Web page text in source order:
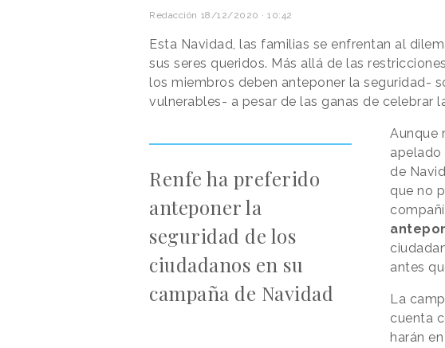
Redacción 18/12/2020 · 10:42
Esta Navidad, las familias se enfrentan al
sus seres queridos. Más allá de las
los miembros deben anteponer la seguridad-
vulnerables- a pesar de las ganas de celebrar
Renfe ha preferido
anteponer la
seguridad de los
ciudadanos en su
campaña de Navidad
Aunque
apelado
de
que no
antes
La
cuenta
harán